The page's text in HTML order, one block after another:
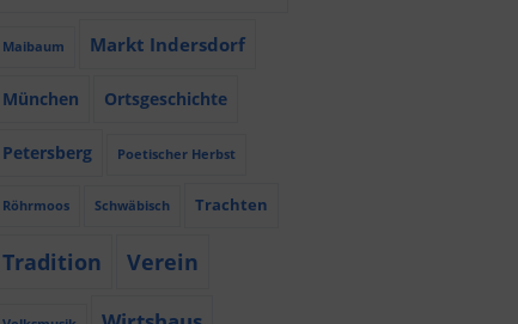
Maibaum Markt Indersdorf
München Ortsgeschichte
Petersberg Poetischer Herbst
Röhrmoos Schwäbisch Trachten
Tradition Verein